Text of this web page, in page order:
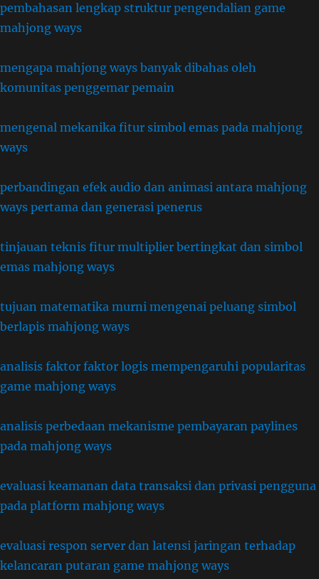
pembahasan lengkap struktur pengendalian game
mahjong ways
mengapa mahjong ways banyak dibahas oleh
komunitas penggemar pemain
mengenal mekanika fitur simbol emas pada mahjong
ways
perbandingan efek audio dan animasi antara mahjong
ways pertama dan generasi penerus
tinjauan teknis fitur multiplier bertingkat dan simbol
emas mahjong ways
tujuan matematika murni mengenai peluang simbol
berlapis mahjong ways
analisis faktor faktor logis mempengaruhi popularitas
game mahjong ways
analisis perbedaan mekanisme pembayaran paylines
pada mahjong ways
evaluasi keamanan data transaksi dan privasi pengguna
pada platform mahjong ways
evaluasi respon server dan latensi jaringan terhadap
kelancaran putaran game mahjong ways